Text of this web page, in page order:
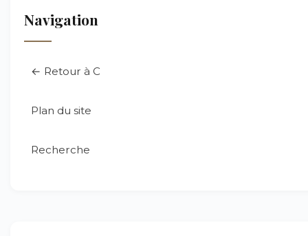
Navigation
← Retour à C
Plan du site
Recherche